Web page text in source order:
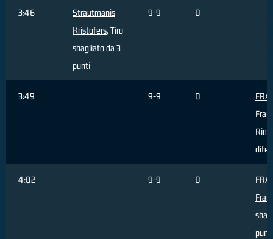
3:46
Strautmanis
Kristofers, Tiro
sbagliato da 3
punti
9-9 0
3:49 9-9 0
4:02 9-9 0
punti